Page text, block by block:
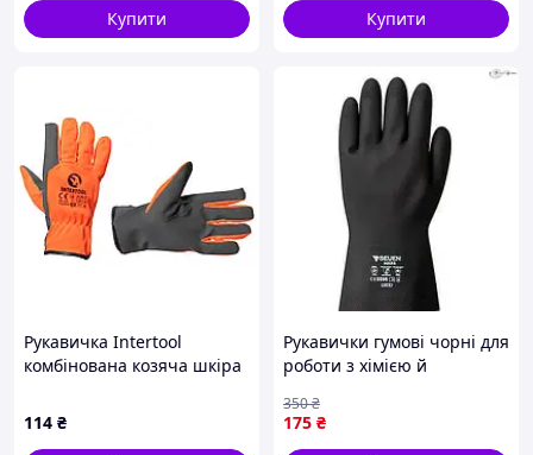
Купити
Купити
Рукавичка Intertool
комбінована козяча шкіра
помаранчева 10 " (SP-0173)
114 ₴
Рукавички гумові чорні для
роботи з хімією й
текстурованою поверхнею
175 ₴
350₴